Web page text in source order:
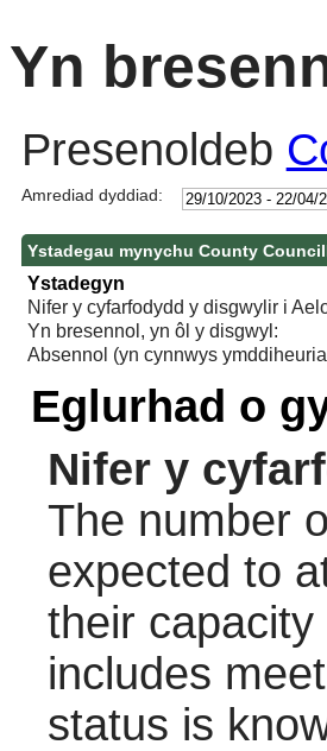
Yn
Presenoldeb
Amrediad dyddiad:
Ystadegau mynychu County
Ystadegyn
Nifer y cyfarfodydd y disgwylir i
Yn bresennol, yn ôl y disgwyl:
Absennol (yn cynnwys
Eglurhad o
Nifer y
The number
expected to
their
includes
status is